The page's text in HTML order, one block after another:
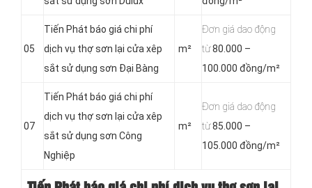
05
Tiến Phát báo giá chi phí
dịch vụ thợ sơn lại cửa xêp
sắt sử dụng sơn Đại Bàng
m²
Đơn giá dao động
từ80.000 –
100.000 đồng/m²
07
Tiến Phát báo giá chi phí
dịch vụ thợ sơn lại cửa xêp
sắt sử dụng sơn Công
Nghiệp
m²
Đơn giá dao động
từ85.000 –
105.000 đồng/m²